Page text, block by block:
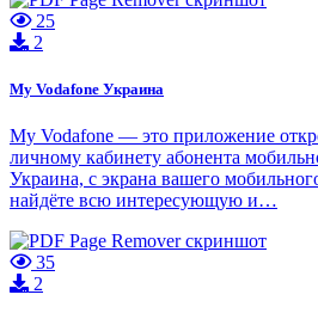
25
2
My Vodafone Украина
My Vodafone — это приложение
личному кабинету абонента
Украина, с экрана вашего
найдёте всю интересующую и…
35
2